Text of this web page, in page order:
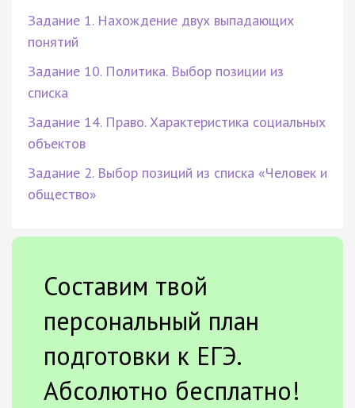
Задание 1. Нахождение двух выпадающих
понятий
Задание 10. Политика. Выбор позиции из
списка
Задание 14. Право. Характеристика социальных
объектов
Задание 2. Выбор позиций из списка «Человек и
общество»
Составим твой
персональный план
подготовки к ЕГЭ.
Абсолютно бесплатно!